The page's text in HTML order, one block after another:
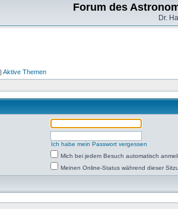
Forum des
Dr.
| Aktive Themen
Ich habe mein Passwort vergessen
Mich bei jedem Besuch automatisch
Meinen Online-Status während dieser